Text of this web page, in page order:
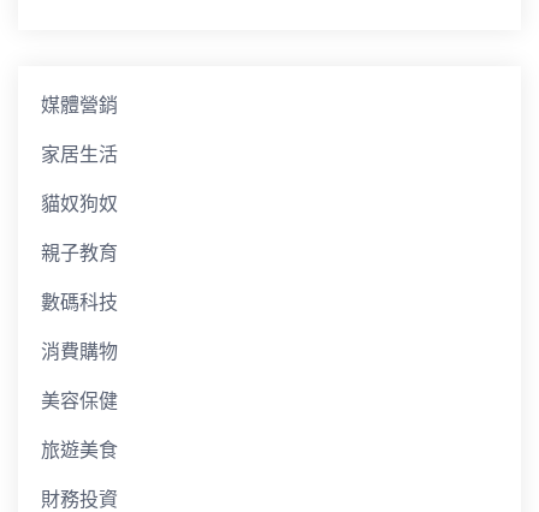
媒體營銷
家居生活
貓奴狗奴
親子教育
數碼科技
消費購物
美容保健
旅遊美食
財務投資